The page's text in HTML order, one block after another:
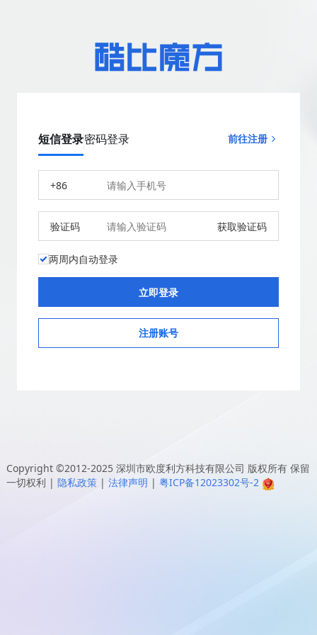
短信登录密码登录 前往注册
+86
验证码 获取验证码
两周内自动登录
注册账号
Copyright ©2012-2025 深圳市欧度利方科技有限公司 版权所有 保留
一切权利 | 隐私政策 | 法律声明 | 粤ICP备12023302号-2